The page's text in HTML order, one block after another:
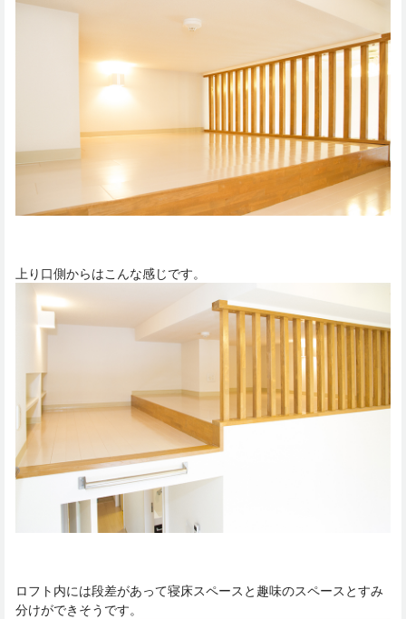
上り口側からはこんな感じです。
ロフト内には段差があって寝床スペースと趣味のスペースとすみ
分けができそうです。